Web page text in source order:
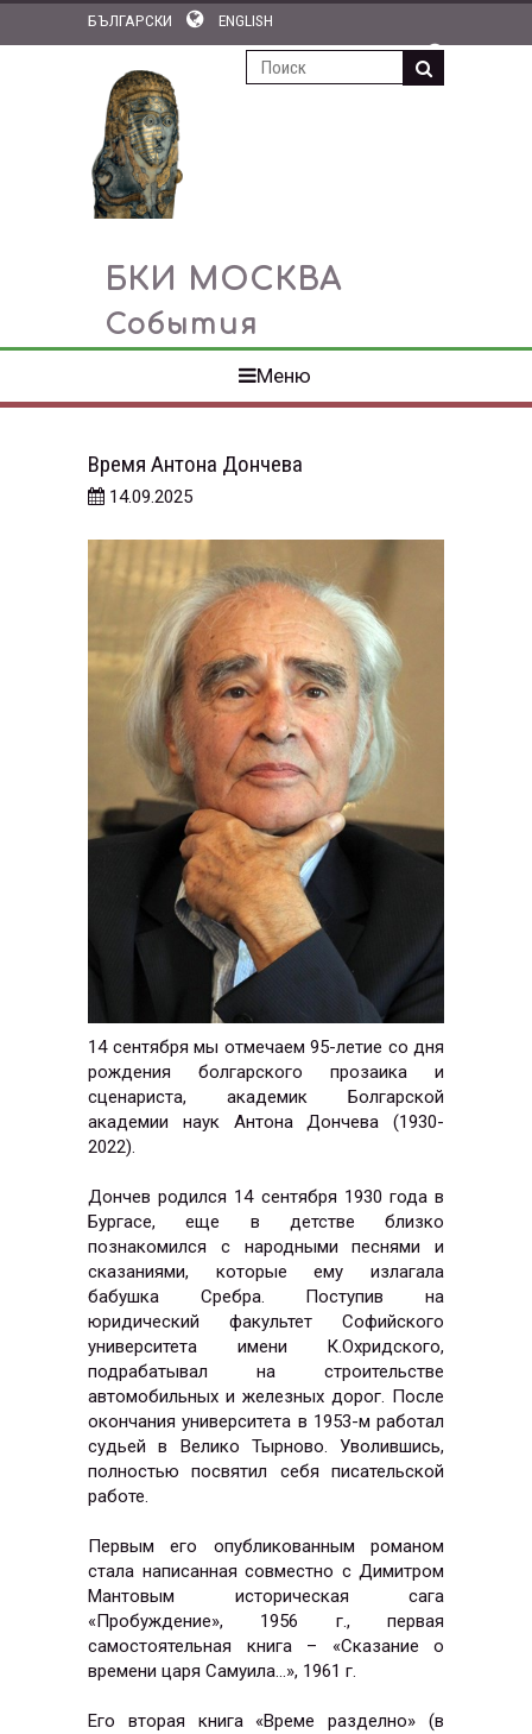
БЪЛГАРСКИ
ENGLISH
ПОДПИСКА НА НОВОСТИ
БКИ МОСКВА
События
Меню
Время Антона Дончева
14.09.2025
14 сентября мы отмечаем 95-летие со дня
рождения болгарского прозаика и
сценариста, академик Болгарской
академии наук Антона Дончева (1930-
2022).
Дончев родился 14 сентября 1930 года в
Бургасе, еще в детстве близко
познакомился с народными песнями и
сказаниями, которые ему излагала
бабушка Сребра. Поступив на
юридический факультет Софийского
университета имени К.Охридского,
подрабатывал на строительстве
автомобильных и железных дорог. После
окончания университета в 1953-м работал
судьей в Велико Тырново. Уволившись,
полностью посвятил себя писательской
работе.
Первым его опубликованным романом
стала написанная совместно с Димитром
Мантовым историческая сага
«Пробуждение», 1956 г., первая
самостоятельная книга – «Сказание о
времени царя Самуила…», 1961 г.
Его вторая книга «Време разделно» (в